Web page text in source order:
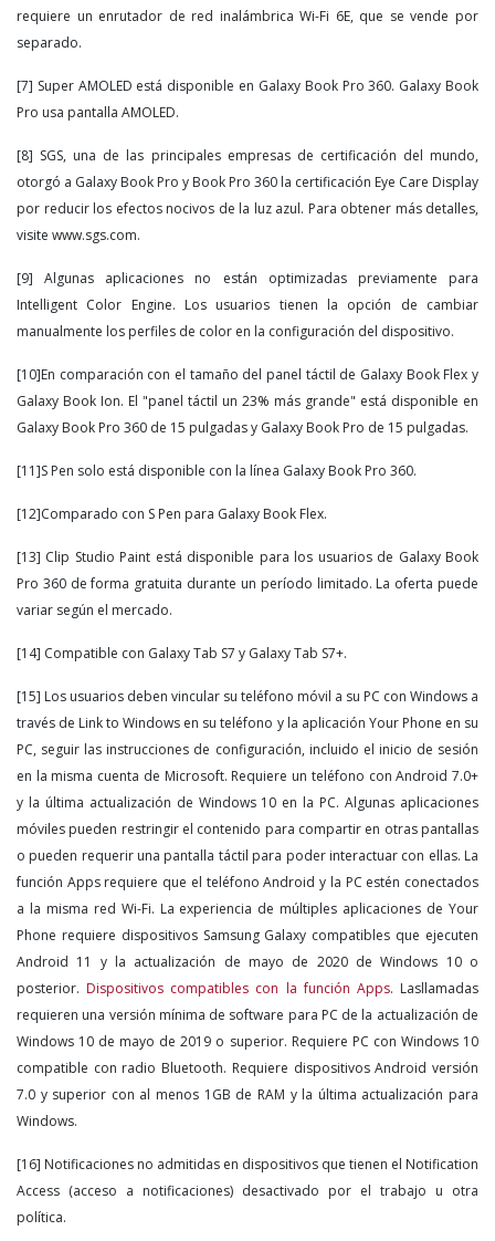
requiere un enrutador de red inalámbrica Wi-Fi 6E, que se vende por
separado.
[7] Super AMOLED está disponible en Galaxy Book Pro 360. Galaxy Book
Pro usa pantalla AMOLED.
[8] SGS, una de las principales empresas de certificación del mundo,
otorgó a Galaxy Book Pro y Book Pro 360 la certificación Eye Care Display
por reducir los efectos nocivos de la luz azul. Para obtener más detalles,
visite www.sgs.com.
[9] Algunas aplicaciones no están optimizadas previamente para
Intelligent Color Engine. Los usuarios tienen la opción de cambiar
manualmente los perfiles de color en la configuración del dispositivo.
[10]En comparación con el tamaño del panel táctil de Galaxy Book Flex y
Galaxy Book Ion. El "panel táctil un 23% más grande" está disponible en
Galaxy Book Pro 360 de 15 pulgadas y Galaxy Book Pro de 15 pulgadas.
[11]S Pen solo está disponible con la línea Galaxy Book Pro 360.
[12]Comparado con S Pen para Galaxy Book Flex.
[13] Clip Studio Paint está disponible para los usuarios de Galaxy Book
Pro 360 de forma gratuita durante un período limitado. La oferta puede
variar según el mercado.
[14] Compatible con Galaxy Tab S7 y Galaxy Tab S7+.
[15] Los usuarios deben vincular su teléfono móvil a su PC con Windows a
través de Link to Windows en su teléfono y la aplicación Your Phone en su
PC, seguir las instrucciones de configuración, incluido el inicio de sesión
en la misma cuenta de Microsoft. Requiere un teléfono con Android 7.0+
y la última actualización de Windows 10 en la PC. Algunas aplicaciones
móviles pueden restringir el contenido para compartir en otras pantallas
o pueden requerir una pantalla táctil para poder interactuar con ellas. La
función Apps requiere que el teléfono Android y la PC estén conectados
a la misma red Wi-Fi. La experiencia de múltiples aplicaciones de Your
Phone requiere dispositivos Samsung Galaxy compatibles que ejecuten
Android 11 y la actualización de mayo de 2020 de Windows 10 o
posterior. Dispositivos compatibles con la función Apps. Lasllamadas
requieren una versión mínima de software para PC de la actualización de
Windows 10 de mayo de 2019 o superior. Requiere PC con Windows 10
compatible con radio Bluetooth. Requiere dispositivos Android versión
7.0 y superior con al menos 1GB de RAM y la última actualización para
Windows.
[16] Notificaciones no admitidas en dispositivos que tienen el Notification
Access (acceso a notificaciones) desactivado por el trabajo u otra
política.